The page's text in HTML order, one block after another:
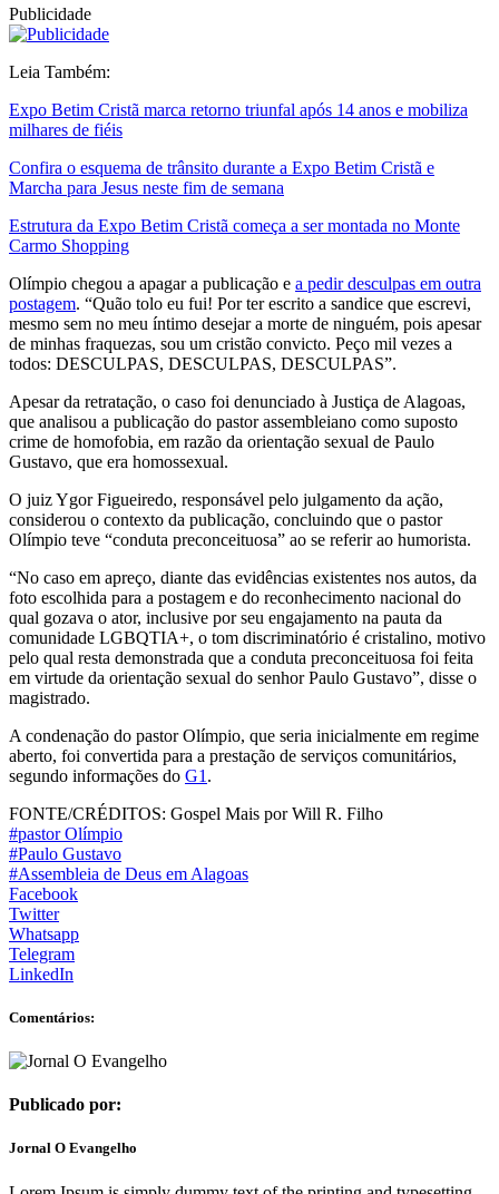
Publicidade
Leia Também:
Expo Betim Cristã marca retorno triunfal após 14 anos e mobiliza
milhares de fiéis
Confira o esquema de trânsito durante a Expo Betim Cristã e
Marcha para Jesus neste fim de semana
Estrutura da Expo Betim Cristã começa a ser montada no Monte
Carmo Shopping
Olímpio chegou a apagar a publicação e a pedir desculpas em outra
postagem. “Quão tolo eu fui! Por ter escrito a sandice que escrevi,
mesmo sem no meu íntimo desejar a morte de ninguém, pois apesar
de minhas fraquezas, sou um cristão convicto. Peço mil vezes a
todos: DESCULPAS, DESCULPAS, DESCULPAS”.
Apesar da retratação, o caso foi denunciado à Justiça de Alagoas,
que analisou a publicação do pastor assembleiano como suposto
crime de homofobia, em razão da orientação sexual de Paulo
Gustavo, que era homossexual.
O juiz Ygor Figueiredo, responsável pelo julgamento da ação,
considerou o contexto da publicação, concluindo que o pastor
Olímpio teve “conduta preconceituosa” ao se referir ao humorista.
“No caso em apreço, diante das evidências existentes nos autos, da
foto escolhida para a postagem e do reconhecimento nacional do
qual gozava o ator, inclusive por seu engajamento na pauta da
comunidade LGBQTIA+, o tom discriminatório é cristalino, motivo
pelo qual resta demonstrada que a conduta preconceituosa foi feita
em virtude da orientação sexual do senhor Paulo Gustavo”, disse o
magistrado.
A condenação do pastor Olímpio, que seria inicialmente em regime
aberto, foi convertida para a prestação de serviços comunitários,
segundo informações do G1 .
FONTE/CRÉDITOS: Gospel Mais por Will R. Filho
#pastor Olímpio
#Paulo Gustavo
#Assembleia de Deus em Alagoas
Facebook
Twitter
Whatsapp
Telegram
LinkedIn
Comentários:
Publicado por:
Jornal O Evangelho